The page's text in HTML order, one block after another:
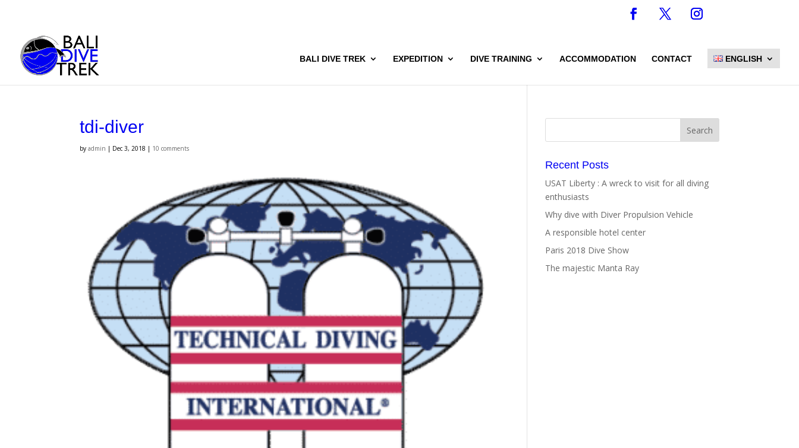
BALI DIVE TREK EXPEDITION DIVE TRAINING ACCOMMODATION CONTACT ENGLISH
tdi-diver
byadmin | Dec 3, 2018 | 10 comments
Recent Posts
USAT Liberty : A wreck to visit for all diving
enthusiasts
Why dive with Diver Propulsion Vehicle
A responsible hotel center
Paris 2018 Dive Show
The majestic Manta Ray